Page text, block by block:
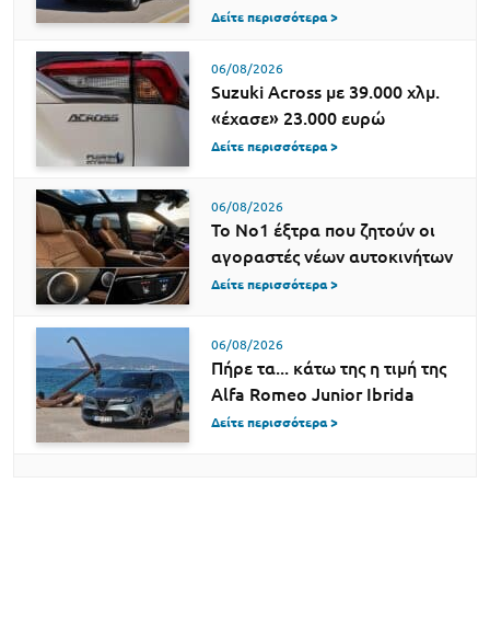
Δείτε περισσότερα >
06/08/2026
Suzuki Across με 39.000 χλμ.
«έχασε» 23.000 ευρώ
Δείτε περισσότερα >
06/08/2026
Το Νο1 έξτρα που ζητούν οι
αγοραστές νέων αυτοκινήτων
Δείτε περισσότερα >
06/08/2026
Πήρε τα... κάτω της η τιμή της
Alfa Romeo Junior Ibrida
Δείτε περισσότερα >